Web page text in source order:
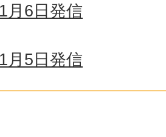
月6日発信
月5日発信